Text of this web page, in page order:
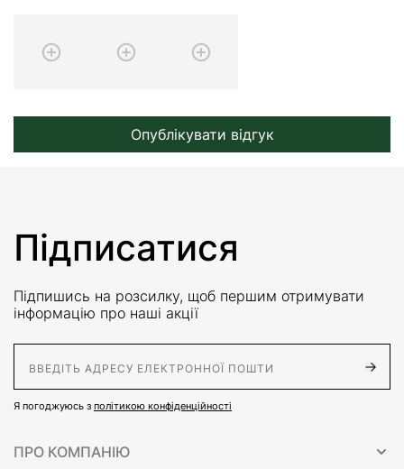
Опублікувати відгук
Підписатися
Підпишись на розсилку, щоб першим отримувати
інформацію про наші акції
Я погоджуюсь з політикою конфіденційності
ПРО КОМПАНІЮ